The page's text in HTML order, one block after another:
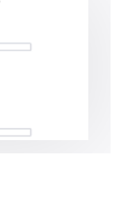
ลิตภัณฑ์และราคา
าด.